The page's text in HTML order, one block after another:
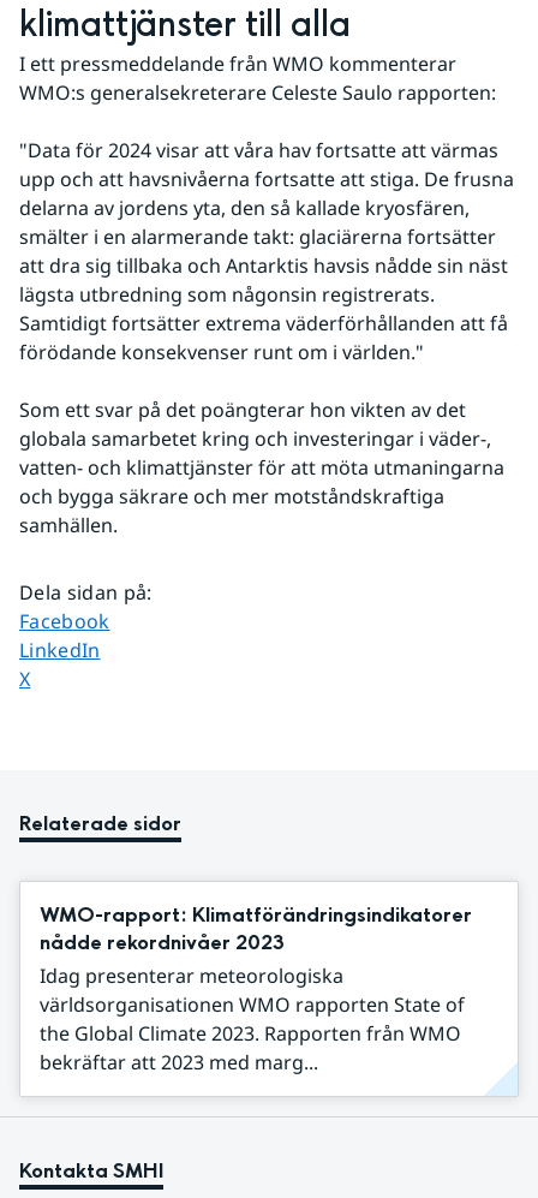
klimattjänster till alla
I ett pressmeddelande från WMO kommenterar
WMO:s generalsekreterare Celeste Saulo rapporten:
"Data för 2024 visar att våra hav fortsatte att värmas
upp och att havsnivåerna fortsatte att stiga. De frusna
delarna av jordens yta, den så kallade kryosfären,
smälter i en alarmerande takt: glaciärerna fortsätter
att dra sig tillbaka och Antarktis havsis nådde sin näst
lägsta utbredning som någonsin registrerats.
Samtidigt fortsätter extrema väderförhållanden att få
förödande konsekvenser runt om i världen."
Som ett svar på det poängterar hon vikten av det
globala samarbetet kring och investeringar i väder-,
vatten- och klimattjänster för att möta utmaningarna
och bygga säkrare och mer motståndskraftiga
samhällen.
Dela sidan på:
Dela sidan på
Facebook
Dela sidan på
LinkedIn
Dela sidan på
X
Relaterade sidor
WMO-rapport: Klimatförändringsindikatorer
nådde rekordnivåer 2023
Idag presenterar meteorologiska
världsorganisationen WMO rapporten State of
the Global Climate 2023. Rapporten från WMO
bekräftar att 2023 med marg...
Kontakta SMHI